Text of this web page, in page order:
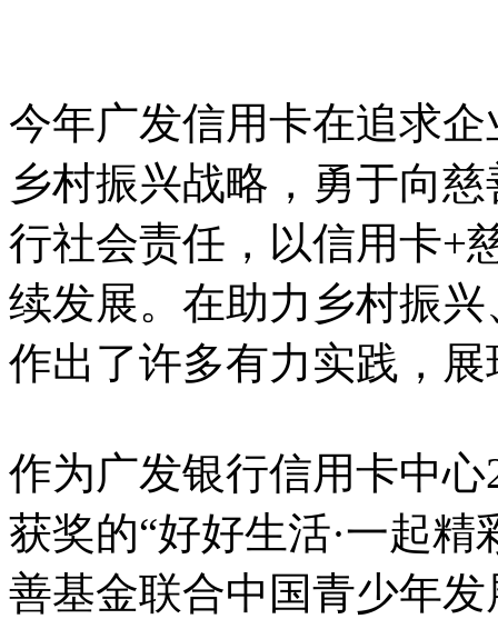
今年广发信用卡在追求
乡村振兴战略，勇于向
行社会责任，以信用卡+
续发展。在助力乡村振
作出了许多有力实践，
作为广发银行信用卡中
获奖的“好好生活·一起
善基金联合中国青少年